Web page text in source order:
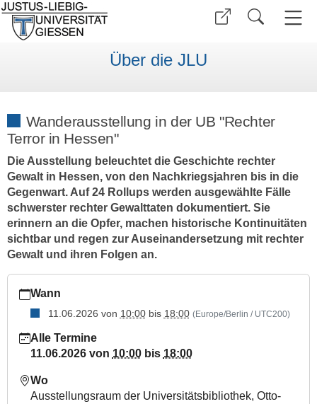
Über die JLU
Wanderausstellung in der UB "Rechter
Terror in Hessen"
Die Ausstellung beleuchtet die Geschichte rechter
Gewalt in Hessen, von den Nachkriegsjahren bis in die
Gegenwart. Auf 24 Rollups werden ausgewählte Fälle
schwerster rechter Gewalttaten dokumentiert. Sie
erinnern an die Opfer, machen historische Kontinuitäten
sichtbar und regen zur Auseinandersetzung mit rechter
Gewalt und ihren Folgen an.
giessen.de/de/ueber-
uns/veranstaltungen/ausstellungen/wanderausstellung-
terror-
hessen/2026-
Wann
11.06.2026 von 10:00bis 18:00 (Europe/Berlin / UTC200)
Alle Termine
11.06.2026von 10:00bis 18:00
Wo
Ausstellungsraum der Universitätsbibliothek, Otto-